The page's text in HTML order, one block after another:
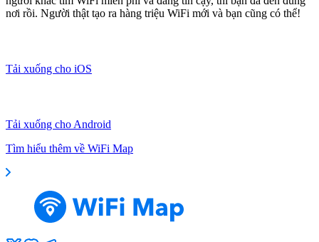
nơi rồi. Người thật tạo ra hàng triệu WiFi mới và bạn cũng có thể!
Tải xuống cho iOS
Tải xuống cho Android
Tìm hiểu thêm về WiFi Map